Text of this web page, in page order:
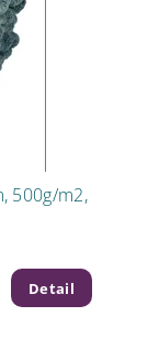
500g/m2,
Detail